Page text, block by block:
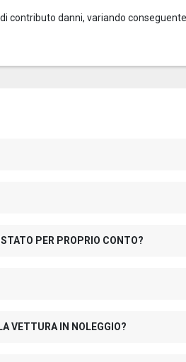
contributo danni, variando
PER PROPRIO CONTO?
VETTURA IN NOLEGGIO?